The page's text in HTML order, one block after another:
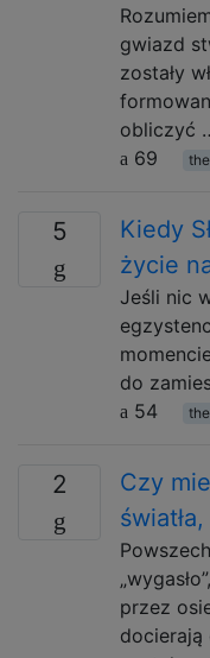
gwiazd
zostały
obliczyć
69
5
Kiedy
życie
Jeśli nic
do
54
2
Czy
przez
docierają